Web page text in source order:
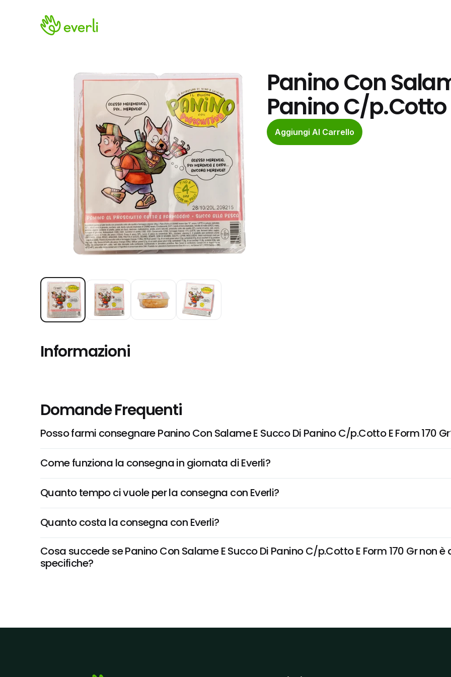
Panino Con
Panino C/p.Cotto
Aggiungi Al Carrello
Informazioni
Domande Frequenti
Posso farmi consegnare Panino Con Salame E Succo Di Panino C/p.Cotto E Form 170
Come funziona la consegna in giornata di Everli?
Quanto tempo ci vuole per la consegna con Everli?
Quanto costa la consegna con Everli?
Cosa succede se Panino Con Salame E Succo Di Panino C/p.Cotto E Form 170 Gr non
specifiche?